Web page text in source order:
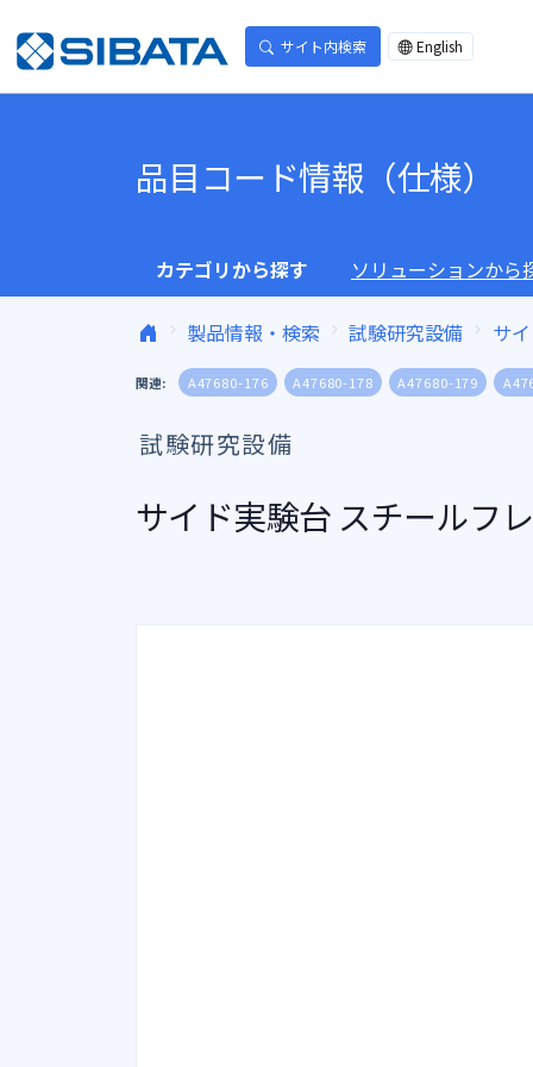
サイト内検索 English
品目コード情報（仕様）
カテゴリから探す ソリューションから
製品情報・検索 試験研究設備 サ
関連: A47680-176 A47680-178 A47680-179
試験研究設備
サイド実験台 スチールフ